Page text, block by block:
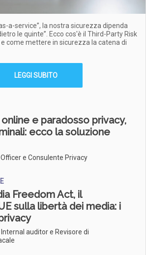
a-service”, la nostra sicurezza dipenda
le quinte”. Ecco cos'è il Third-Party Risk
come mettere in sicurezza la catena di
LEGGI SUBITO
e paradosso privacy,
ecco la soluzione
e Consulente Privacy
Freedom Act, il
sulla libertà dei media: i
auditor e Revisore di